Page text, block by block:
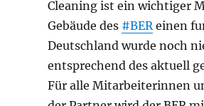
Cleaning ist ein wichtiger
Gebäude des #BEReinen
Deutschland wurde noch
entsprechend des aktuell
Für alle Mitarbeiterinnen